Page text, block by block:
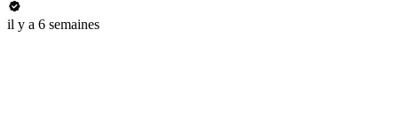
il y a 6 semaines